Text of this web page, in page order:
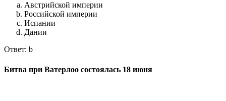
Австрийской империи
Российской империи
Испании
Дании
Ответ: b
Битва при Ватерлоо состоялась 18 июня